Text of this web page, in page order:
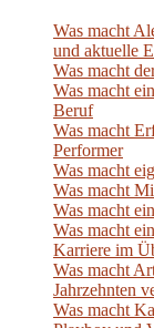
Was macht
und aktuelle
Was macht
Was macht
Beruf
Was macht
Performer
Was macht
Was macht
Was macht
Was macht
Karriere im
Was macht
Jahrzehnten
Was macht